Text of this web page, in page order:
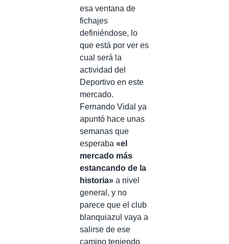
esa ventana de
fichajes
definiéndose, lo
que está por ver es
cual será la
actividad del
Deportivo en este
mercado.
Fernando Vidal ya
apuntó hace unas
semanas que
esperaba «el
mercado más
estancando de la
historia» a nivel
general, y no
parece que el club
blanquiazul vaya a
salirse de ese
camino teniendo